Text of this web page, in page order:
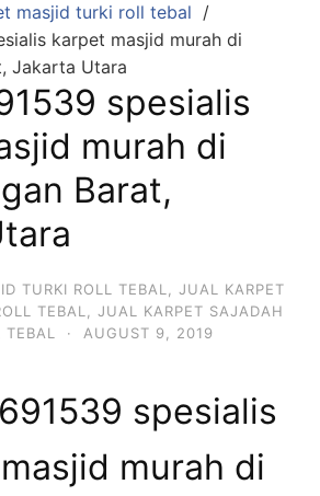
masjid turki roll tebal
karpet masjid murah di
Jakarta Utara
spesialis
murah di
Barat,
TURKI ROLL TEBAL
JUAL KARPET
TEBAL
JUAL KARPET SAJADAH
· AUGUST 9, 2019
spesialis
murah di